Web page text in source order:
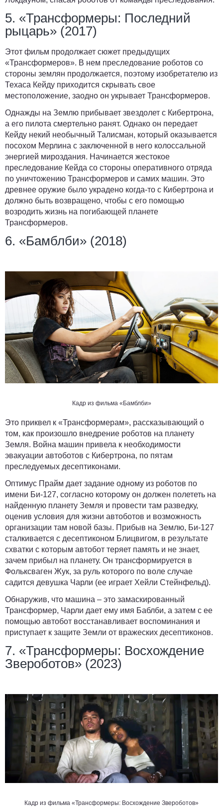
5. «Трансформеры: Последний
рыцарь» (2017)
Этот фильм продолжает сюжет предыдущих
«Трансформеров». В нем преследование роботов со
стороны землян продолжается, поэтому изобретателю из
Техаса Кейду приходится скрывать свое
местоположение, заодно он укрывает Трансформеров.
Однажды на Землю прибывает звездолет с Кибертрона,
а его пилота смертельно ранят. Однако он передает
Кейду некий необычный Талисман, который оказывается
посохом Мерлина с заключенной в него колоссальной
энергией мироздания. Начинается жестокое
преследование Кейда со стороны оперативного отряда
по уничтожению Трансформеров и самих машин. Это
древнее оружие было украдено когда-то с Кибертрона и
должно быть возвращено, чтобы с его помощью
возродить жизнь на погибающей планете
Трансформеров.
6. «Бамблби» (2018)
Кадр из фильма «Бамблби»
Это приквел к «Трансформерам», рассказывающий о
том, как произошло внедрение роботов на планету
Земля. Война машин привела к необходимости
эвакуации автоботов с Кибертрона, по пятам
преследуемых десептиконами.
Оптимус Прайм дает задание одному из роботов по
имени Би-127, согласно которому он должен полететь на
найденную планету Земля и провести там разведку,
оценив условия для жизни автоботов и возможность
организации там новой базы. Прибыв на Землю, Би-127
сталкивается с десептиконом Блицвигом, в результате
схватки с которым автобот теряет память и не знает,
зачем прибыл на планету. Он трансформируется в
Фольксваген Жук, за руль которого по воле случае
садится девушка Чарли (ее играет Хейли Стейнфельд).
Обнаружив, что машина – это замаскированный
Трансформер, Чарли дает ему имя Баблби, а затем с ее
помощью автобот восстанавливает воспоминания и
приступает к защите Земли от вражеских десептиконов.
7. «Трансформеры: Восхождение
Звероботов» (2023)
Кадр из фильма «Трансформеры: Восхождение Звероботов»